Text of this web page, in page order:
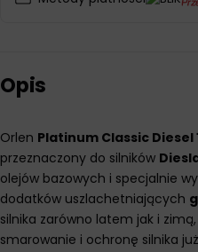
Opis
Orlen Platinum Classic Diesel
przeznaczony do silników
olejów bazowych i specjalnie
dodatków uszlachetniających
silnika zarówno latem jak i
smarowanie i ochronę silnika